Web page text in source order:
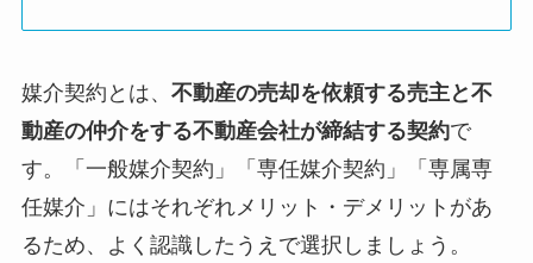
媒介契約とは、 不動産の売却を依頼する売主と不
動産の仲介をする不動産会社が締結する契約で
す。「一般媒介契約」「専任媒介契約」「専属専
任媒介」にはそれぞれメリット・デメリットがあ
るため、よく認識したうえで選択しましょう。